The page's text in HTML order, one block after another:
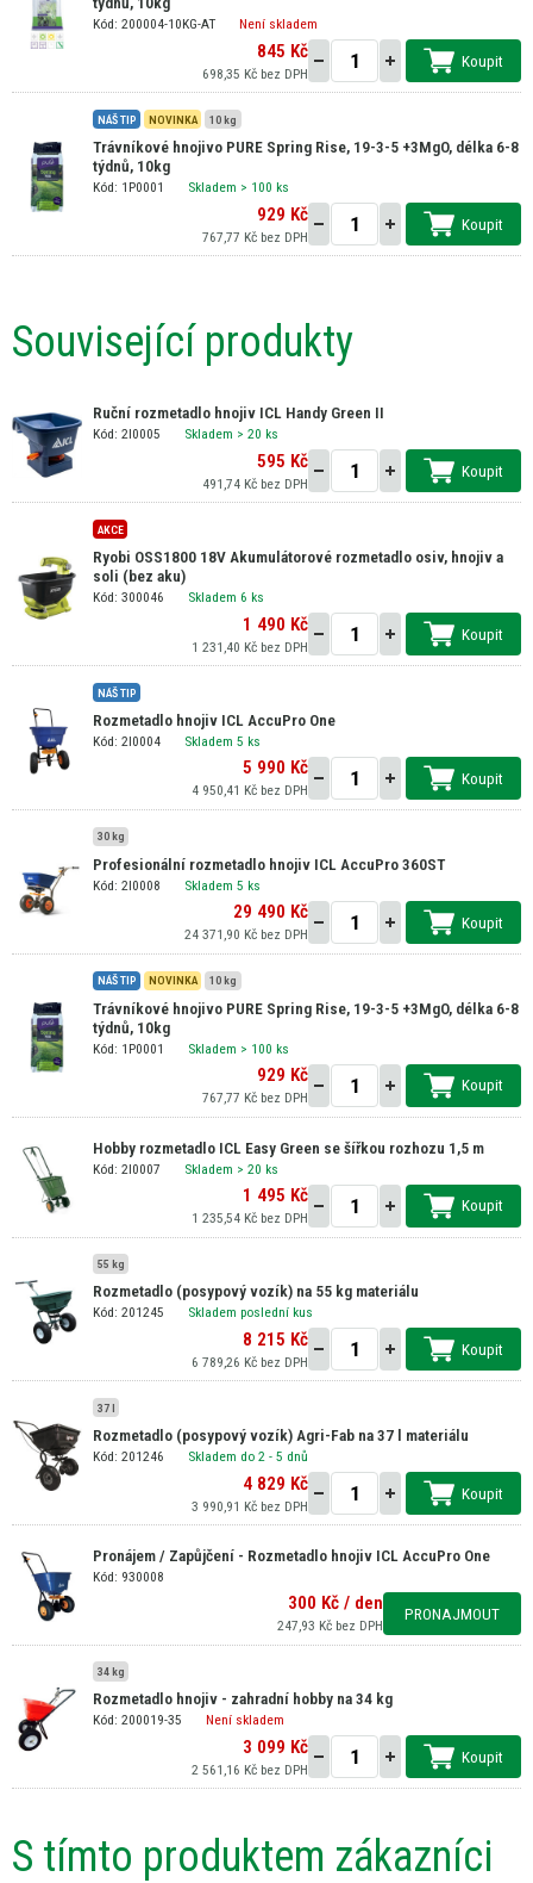
Kód: 200004-10KG-AT Není skladem
845 Kč
698,35 Kč bez DPH
Koupit
NÁŠ TIP NOVINKA 10 kg
Trávníkové hnojivo PURE Spring Rise, 19-3-5 +3MgO, délka 6-8
týdnů, 10kg
Kód: 1P0001 Skladem > 100 ks
929 Kč
767,77 Kč bez DPH
Koupit
Související produkty
Ruční rozmetadlo hnojiv ICL Handy Green II
Kód: 2I0005 Skladem > 20 ks
595 Kč
491,74 Kč bez DPH
Koupit
AKCE
Ryobi OSS1800 18V Akumulátorové rozmetadlo osiv, hnojiv a
soli (bez aku)
Kód: 300046 Skladem 6 ks
1 490 Kč
1 231,40 Kč bez DPH
Koupit
NÁŠ TIP
Rozmetadlo hnojiv ICL AccuPro One
Kód: 2I0004 Skladem 5 ks
5 990 Kč
4 950,41 Kč bez DPH
Koupit
30 kg
Profesionální rozmetadlo hnojiv ICL AccuPro 360ST
Kód: 2I0008 Skladem 5 ks
29 490 Kč
24 371,90 Kč bez DPH
Koupit
NÁŠ TIP NOVINKA 10 kg
Trávníkové hnojivo PURE Spring Rise, 19-3-5 +3MgO, délka 6-8
týdnů, 10kg
Kód: 1P0001 Skladem > 100 ks
929 Kč
767,77 Kč bez DPH
Koupit
Hobby rozmetadlo ICL Easy Green se šířkou rozhozu 1,5 m
Kód: 2I0007 Skladem > 20 ks
1 495 Kč
1 235,54 Kč bez DPH
Koupit
55 kg
Rozmetadlo (posypový vozík) na 55 kg materiálu
Kód: 201245 Skladem poslední kus
8 215 Kč
6 789,26 Kč bez DPH
Koupit
37 l
Rozmetadlo (posypový vozík) Agri-Fab na 37 l materiálu
Kód: 201246 Skladem do 2 - 5 dnů
4 829 Kč
3 990,91 Kč bez DPH
Koupit
Pronájem / Zapůjčení - Rozmetadlo hnojiv ICL AccuPro One
Kód: 930008
300 Kč / den
247,93 Kč bez DPH
PRONAJMOUT
34 kg
Rozmetadlo hnojiv - zahradní hobby na 34 kg
Kód: 200019-35 Není skladem
3 099 Kč
2 561,16 Kč bez DPH
Koupit
S tímto produktem zákazníci